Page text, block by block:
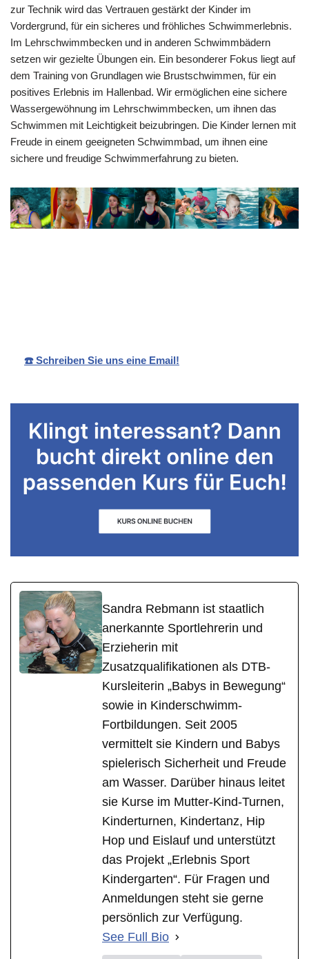
zur Technik wird das Vertrauen gestärkt der Kinder im
Vordergrund, für ein sicheres und fröhliches Schwimmerlebnis.
Im Lehrschwimmbecken und in anderen Schwimmbädern
setzen wir gezielte Übungen ein. Ein besonderer Fokus liegt auf
dem Training von Grundlagen wie Brustschwimmen, für ein
positives Erlebnis im Hallenbad. Wir ermöglichen eine sichere
Wassergewöhnung im Lehrschwimmbecken, um ihnen das
Schwimmen mit Leichtigkeit beizubringen. Die Kinder lernen mit
Freude in einem geeigneten Schwimmbad, um ihnen eine
sichere und freudige Schwimmerfahrung zu bieten.
☎️ Schreiben Sie uns eine Email!
Sandra Rebmann ist staatlich
anerkannte Sportlehrerin und
Erzieherin mit
Zusatzqualifikationen als DTB-
Kursleiterin „Babys in Bewegung“
sowie in Kinderschwimm-
Fortbildungen. Seit 2005
vermittelt sie Kindern und Babys
spielerisch Sicherheit und Freude
am Wasser. Darüber hinaus leitet
sie Kurse im Mutter-Kind-Turnen,
Kinderturnen, Kindertanz, Hip
Hop und Eislauf und unterstützt
das Projekt „Erlebnis Sport
Kindergarten“. Für Fragen und
Anmeldungen steht sie gerne
persönlich zur Verfügung.
See Full Bio